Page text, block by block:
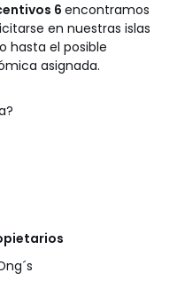
6encontramos
en nuestras islas
hasta el posible
asignada.